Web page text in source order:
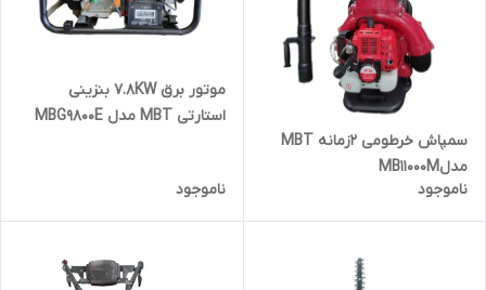
سمپاش خرطومی 2زمانه MBT
مدلMB11000M
ناموجود
موتور برق 7.8KW بنزینی
استارتی MBT مدل MBG9800E
ناموجود